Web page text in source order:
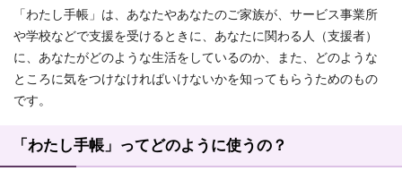
「わたし手帳」は、あなたやあなたのご家族が、サービス事業所
や学校などで支援を受けるときに、あなたに関わる人（支援者）
に、あなたがどのような生活をしているのか、また、どのような
ところに気をつけなければいけないかを知ってもらうためのもの
です。
「わたし手帳」ってどのように使うの？